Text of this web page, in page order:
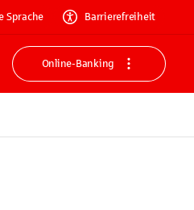
Sprache Barrierefreiheit
Online-Banking